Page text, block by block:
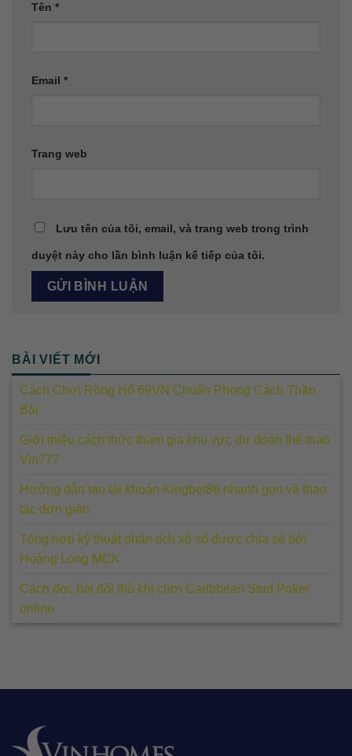
Tên *
Email *
Trang web
Lưu tên của tôi, email, và trang web trong trình
duyệt này cho lần bình luận kế tiếp của tôi.
BÀI VIẾT MỚI
Cách Chơi Rồng Hổ 69VN Chuẩn Phong Cách Thần
Bài
Giới thiệu cách thức tham gia khu vực dự đoán thể thao
Vin777
Hướng dẫn tạo tài khoản Kingbet86 nhanh gọn và thao
tác đơn giản
Tổng hợp kỹ thuật phân tích xổ số được chia sẻ bởi
Hoàng Long MCK
Cách đọc bài đối thủ khi chơi Caribbean Stud Poker
online